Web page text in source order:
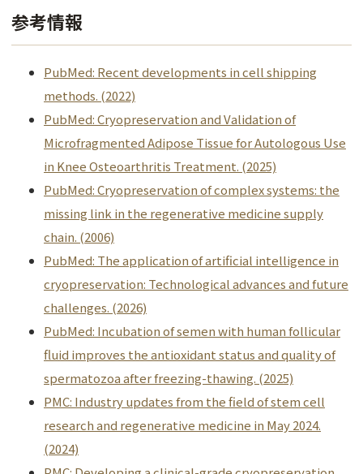
参考情報
PubMed: Recent developments in cell shipping
methods. (2022)
PubMed: Cryopreservation and Validation of
Microfragmented Adipose Tissue for Autologous Use
in Knee Osteoarthritis Treatment. (2025)
PubMed: Cryopreservation of complex systems: the
missing link in the regenerative medicine supply
chain. (2006)
PubMed: The application of artificial intelligence in
cryopreservation: Technological advances and future
challenges. (2026)
PubMed: Incubation of semen with human follicular
fluid improves the antioxidant status and quality of
spermatozoa after freezing-thawing. (2025)
PMC: Industry updates from the field of stem cell
research and regenerative medicine in May 2024.
(2024)